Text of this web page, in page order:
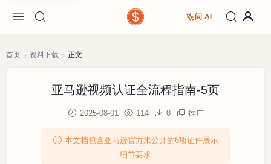
问 AI
首页 资料下载 正文
亚马逊视频认证全流程指南-5页
2025-08-01 114 0 推广
本文档包含亚马逊官方未公开的6项证件展示
细节要求